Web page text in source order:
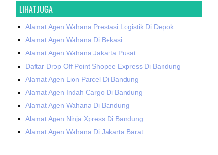
LIHAT JUGA
Alamat Agen Wahana Prestasi Logistik Di Depok
Alamat Agen Wahana Di Bekasi
Alamat Agen Wahana Jakarta Pusat
Daftar Drop Off Point Shopee Express Di Bandung
Alamat Agen Lion Parcel Di Bandung
Alamat Agen Indah Cargo Di Bandung
Alamat Agen Wahana Di Bandung
Alamat Agen Ninja Xpress Di Bandung
Alamat Agen Wahana Di Jakarta Barat